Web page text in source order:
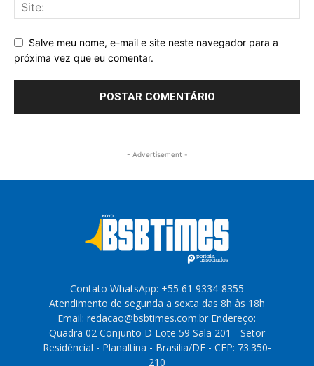
Salve meu nome, e-mail e site neste navegador para a
próxima vez que eu comentar.
- Advertisement -
Contato WhatsApp: +55 61 9334-8355
Atendimento de segunda a sexta das 8h às 18h
Email: redacao@bsbtimes.com.br Endereço:
Quadra 02 Conjunto D Lote 59 Sala 201 - Setor
Residêncial - Planaltina - Brasilia/DF - CEP: 73.350-
210